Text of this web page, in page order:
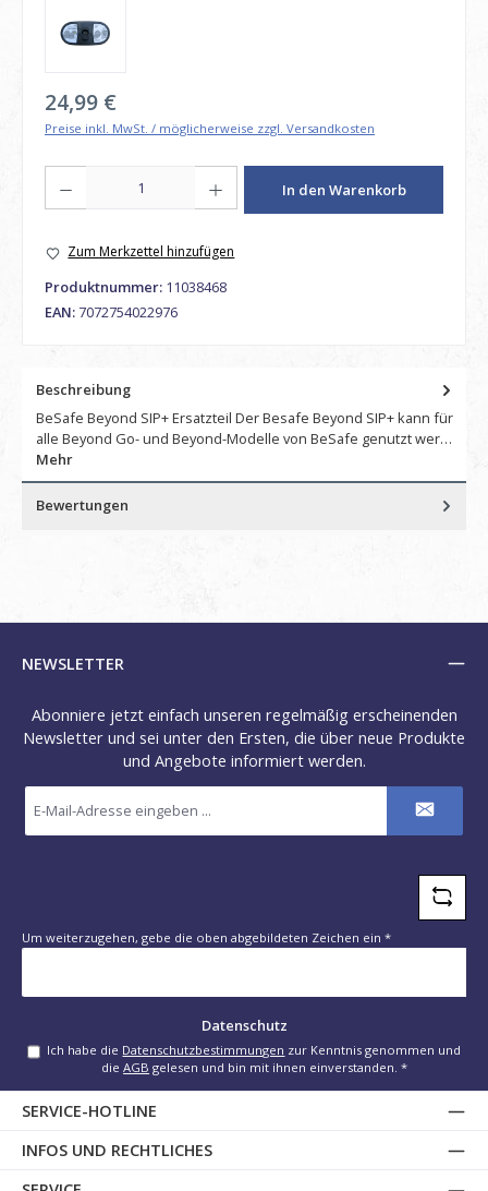
Regulärer Preis:
24,99 €
Preise inkl. MwSt. / möglicherweise zzgl. Versandkosten
In den Warenkorb
Zum Merkzettel hinzufügen
Produktnummer: 11038468
EAN: 7072754022976
Beschreibung
BeSafe Beyond SIP+ Ersatzteil Der Besafe Beyond SIP+ kann für
alle Beyond Go- und Beyond-Modelle von BeSafe genutzt wer…
Mehr
Bewertungen
NEWSLETTER
Abonniere jetzt einfach unseren regelmäßig erscheinenden
Newsletter und sei unter den Ersten, die über neue Produkte
und Angebote informiert werden.
E-
Mail-
Um weiterzugehen, gebe die oben abgebildeten Zeichen ein *
Datenschutz
Ich habe die Datenschutzbestimmungen zur Kenntnis genommen und
dieAGB gelesen und bin mit ihnen einverstanden.*
SERVICE-HOTLINE
INFOS UND RECHTLICHES